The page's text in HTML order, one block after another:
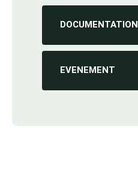
DOCUMENTATION
EVENEMENT